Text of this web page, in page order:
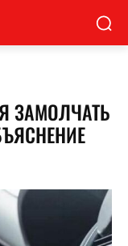
ЗАМОЛЧАТЬ